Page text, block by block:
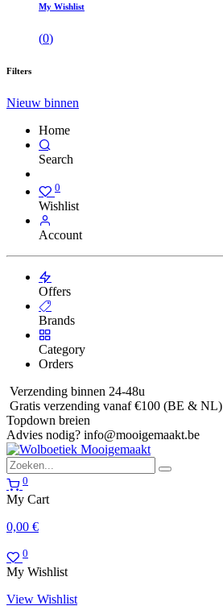
My Wishlist
(0)
Filters
Nieuw binnen
Home
Search
0
Wishlist
Account
Offers
Brands
Category
Orders
Verzending binnen 24-48u
Gratis verzending vanaf €100 (BE & NL)
Topdown breien
Advies nodig? info@mooigemaakt.be
0
My Cart
0,00 €
0
My Wishlist
View Wishlist